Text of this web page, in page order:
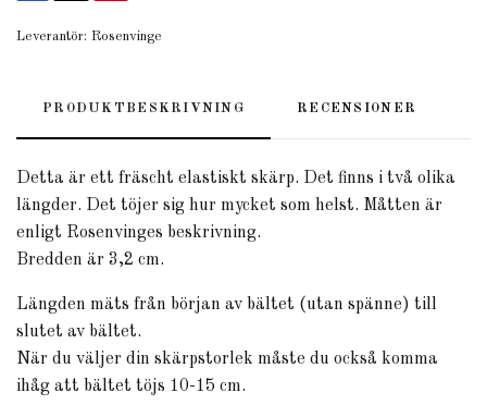
Leverantör: Rosenvinge
PRODUKTBESKRIVNING RECENSIONER
Detta är ett fräscht elastiskt skärp. Det finns i två olika
längder. Det töjer sig hur mycket som helst. Måtten är
enligt Rosenvinges beskrivning.
Bredden är 3,2 cm.
Längden mäts från början av bältet (utan spänne) till
slutet av bältet.
När du väljer din skärpstorlek måste du också komma
ihåg att bältet töjs 10-15 cm.